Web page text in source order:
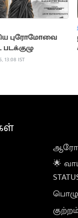
புரோமோவை
13:08 IST
🌟